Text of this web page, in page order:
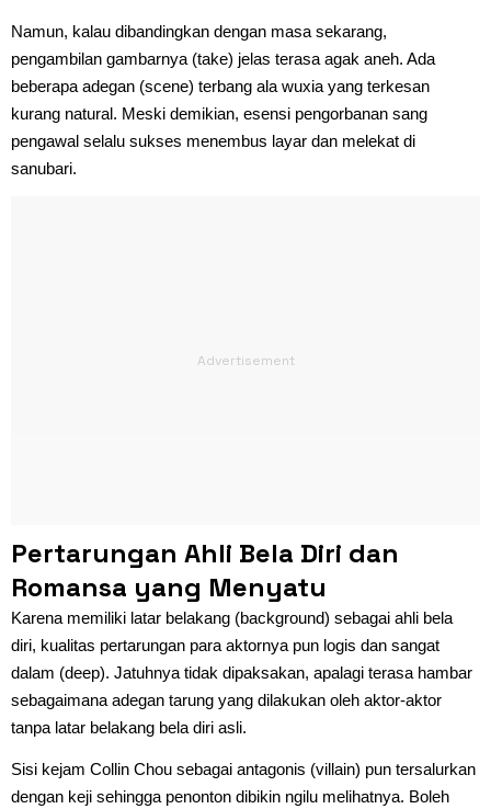
Namun, kalau dibandingkan dengan masa sekarang,
pengambilan gambarnya (take) jelas terasa agak aneh. Ada
beberapa adegan (scene) terbang ala wuxia yang terkesan
kurang natural. Meski demikian, esensi pengorbanan sang
pengawal selalu sukses menembus layar dan melekat di
sanubari.
Pertarungan Ahli Bela Diri dan
Romansa yang Menyatu
Karena memiliki latar belakang (background) sebagai ahli bela
diri, kualitas pertarungan para aktornya pun logis dan sangat
dalam (deep). Jatuhnya tidak dipaksakan, apalagi terasa hambar
sebagaimana adegan tarung yang dilakukan oleh aktor-aktor
tanpa latar belakang bela diri asli.
Sisi kejam Collin Chou sebagai antagonis (villain) pun tersalurkan
dengan keji sehingga penonton dibikin ngilu melihatnya. Boleh